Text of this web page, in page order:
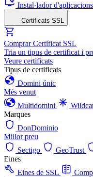
Instal·lador d'aplicacions
Certificats SSL
Comprar Certificat SSL
Tria un tipus de certificat i
Veure certificats
Tipus de certificats
Domini únic
Més venut
Multidomini
Marques
DonDominio
Millor preu
Sectigo
GeoTrust
Eines
Eines de SSL